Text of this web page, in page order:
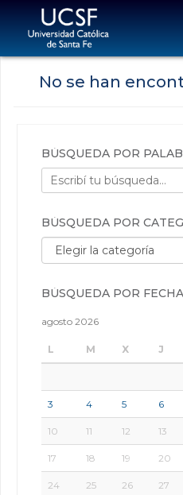
No se han
BÚSQUEDA POR
BÚSQUEDA POR
Búsqueda por categorías:
BÚSQUEDA POR
agosto 2026
L M X J
3 4 5 6
10 11 12 13
17 18 19 20
24 25 26 27